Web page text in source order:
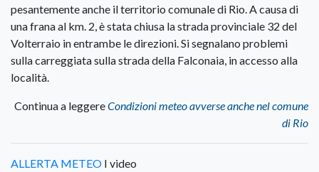
pesantemente anche il territorio comunale di Rio. A causa di
una frana al km. 2, è stata chiusa la strada provinciale 32 del
Volterraio in entrambe le direzioni. Si segnalano problemi
sulla carreggiata sulla strada della Falconaia, in accesso alla
località.
Continua a leggereCondizioni meteo avverse anche nel comune
di Rio
ALLERTA METEO I video